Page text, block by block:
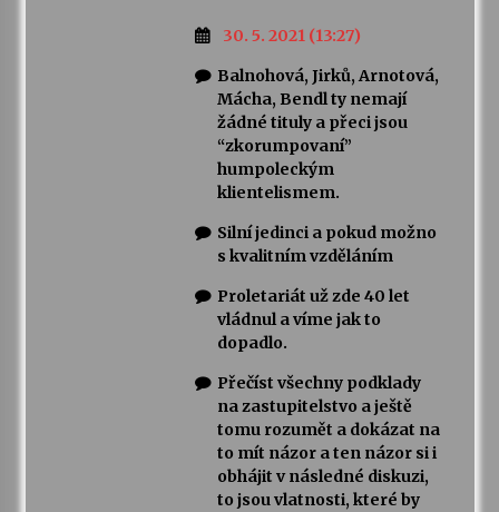
30. 5. 2021 (13:27)
Balnohová, Jirků, Arnotová,
Mácha, Bendl ty nemají
žádné tituly a přeci jsou
“zkorumpovaní”
humpoleckým
klientelismem.
Silní jedinci a pokud možno
s kvalitním vzděláním
Proletariát už zde 40 let
vládnul a víme jak to
dopadlo.
Přečíst všechny podklady
na zastupitelstvo a ještě
tomu rozumět a dokázat na
to mít názor a ten názor si i
obhájit v následné diskuzi,
to jsou vlatnosti, které by